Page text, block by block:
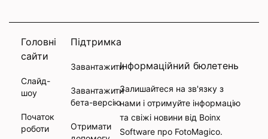
Головні
сайти
Слайд-
шоу
Початок
роботи
Підтримка
Завантажити
Завантажити
бета-версію
Отримати
Інформаційний бюлетень
Залишайтеся на зв'язку з
нами і отримуйте інформацію
та свіжі новини від Boinx
Software про FotoMagico.